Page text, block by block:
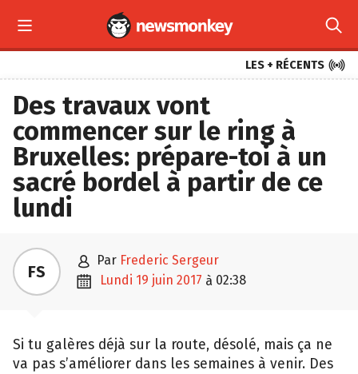
 
LES + RÉCENTS 
Des travaux vont
commencer sur le ring à
Bruxelles: prépare-toi à un
sacré bordel à partir de ce
lundi
FS  par Frederic Sergeur
 lundi 19 juin 2017 à 02:38
Si tu galères déjà sur la route, désolé, mais ça ne
va pas s’améliorer dans les semaines à venir. Des